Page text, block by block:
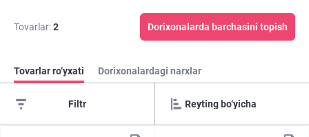
Tovarlar:2 Dorixonalarda barchasini topish
Tovarlar ro‘yxati Dorixonalardagi narxlar
Filtr